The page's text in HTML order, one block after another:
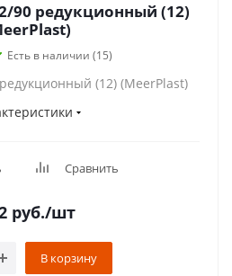
90 редукционный (12)
Есть в наличии (15)
(12) (MeerPlast)
Сравнить
руб./шт
В корзину